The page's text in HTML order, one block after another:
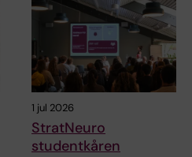
1 jul 2026
StratNeuro
studentkåren